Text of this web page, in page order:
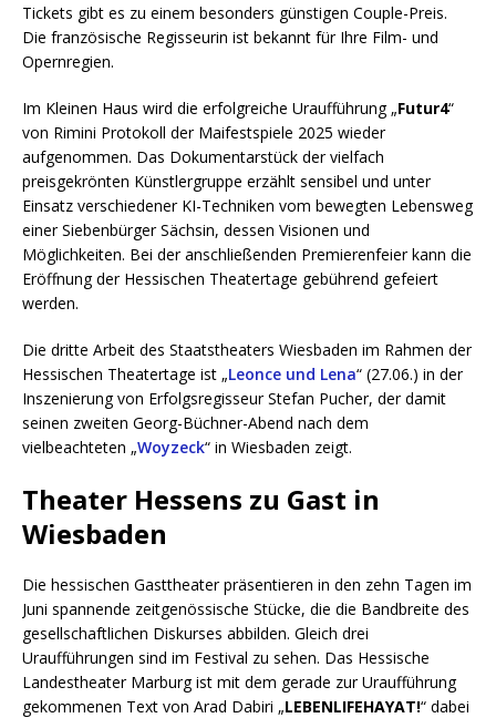
Tickets gibt es zu einem besonders günstigen Couple-Preis.
Die französische Regisseurin ist bekannt für Ihre Film- und
Opernregien.
Im Kleinen Haus wird die erfolgreiche Uraufführung „Futur4“
von Rimini Protokoll der Maifestspiele 2025 wieder
aufgenommen. Das Dokumentarstück der vielfach
preisgekrönten Künstlergruppe erzählt sensibel und unter
Einsatz verschiedener KI-Techniken vom bewegten Lebensweg
einer Siebenbürger Sächsin, dessen Visionen und
Möglichkeiten. Bei der anschließenden Premierenfeier kann die
Eröffnung der Hessischen Theatertage gebührend gefeiert
werden.
Die dritte Arbeit des Staatstheaters Wiesbaden im Rahmen der
Hessischen Theatertage ist „Leonce und Lena“ (27.06.) in der
Inszenierung von Erfolgsregisseur Stefan Pucher, der damit
seinen zweiten Georg-Büchner-Abend nach dem
vielbeachteten „Woyzeck“ in Wiesbaden zeigt.
Theater Hessens zu Gast in
Wiesbaden
Die hessischen Gasttheater präsentieren in den zehn Tagen im
Juni spannende zeitgenössische Stücke, die die Bandbreite des
gesellschaftlichen Diskurses abbilden. Gleich drei
Uraufführungen sind im Festival zu sehen. Das Hessische
Landestheater Marburg ist mit dem gerade zur Uraufführung
gekommenen Text von Arad Dabiri „LEBENLIFEHAYAT!“ dabei